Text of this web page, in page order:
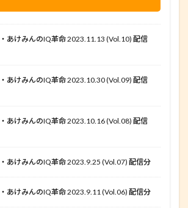
あけみんのIQ革命 2023.11.13 (Vol.10) 配信
あけみんのIQ革命 2023.10.30 (Vol.09) 配信
あけみんのIQ革命 2023.10.16 (Vol.08) 配信
あけみんのIQ革命 2023.9.25 (Vol.07) 配信分
あけみんのIQ革命 2023.9.11 (Vol.06) 配信分